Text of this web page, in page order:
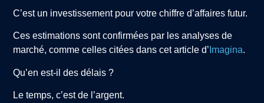
C’est un investissement pour votre chiffre d’affaires futur.
Ces estimations sont confirmées par les analyses de
marché, comme celles citées dans cet article d’ Imagina.
Qu’en est-il des délais ?
Le temps, c’est de l’argent.